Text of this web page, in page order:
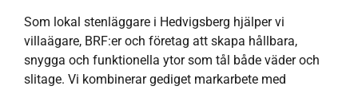
Som lokal stenläggare i Hedvigsberg hjälper vi
villaägare, BRF:er och företag att skapa hållbara,
snygga och funktionella ytor som tål både väder och
slitage. Vi kombinerar gediget markarbete med